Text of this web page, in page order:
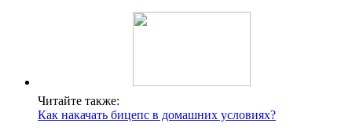
Читайте также:
Как накачать бицепс в домашних условиях?